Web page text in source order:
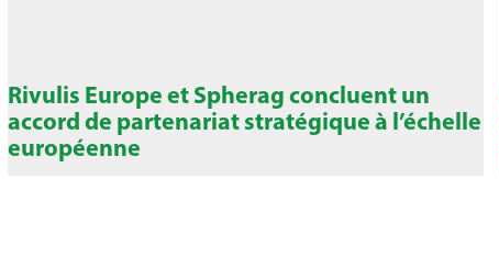
Rivulis Europe et Spherag concluent un
accord de partenariat stratégique à l’échelle
européenne